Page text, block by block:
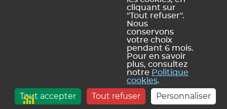
Contactez notre assistance
Mentions légales et Conditions générales d'utilisation| Politique de
Conditions générales de vente
Index Éducation
info@index-education.fr
ÉDUCATION © 2026- C
cliquant sur
"Tout refuser".
Nous
conservons
votre choix
pendant 6 mois.
Pour en savoir
plus, consultez
notre Politique
cookies.
Tout accepter Tout refuser Personnaliser